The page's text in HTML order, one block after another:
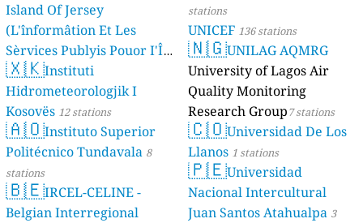
Island Of Jersey
(L'înformâtion Et Les
Sèrvices Publyis Pouor I'Île
Dé Jèrri) 2 stations
🇽🇰Instituti
Hidrometeorologjik I
Kosovës 12 stations
🇦🇴Instituto Superior
Politécnico Tundavala 8
stations
🇧🇪IRCEL-CELINE -
Belgian Interregional
stations
UNICEF 136 stations
🇳🇬UNILAG AQMRG
University of Lagos Air
Quality Monitoring
Research Group7 stations
🇨🇴Universidad De Los
Llanos 1 stations
🇵🇪Universidad
Nacional Intercultural
Juan Santos Atahualpa 3